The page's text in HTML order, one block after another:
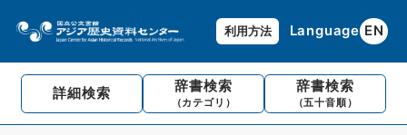
利用方法 Language EN
詳細検索 辞書検索
（カテゴリ）
辞書検索
（五十音順）